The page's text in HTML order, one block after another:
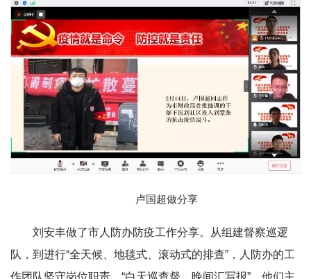
卢国超做分享
刘安丰做了市人防办防疫工作分享。从组建督察巡逻
队，到进行“全天候、地毯式、滚动式的排查”，人防办的工